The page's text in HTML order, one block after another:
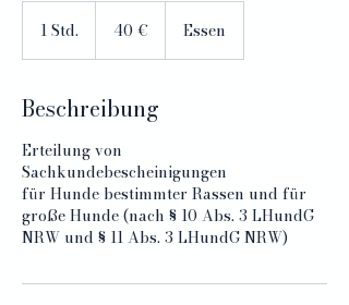
1 Std. 40 € Essen
Beschreibung
Erteilung von
Sachkundebescheinigungen
für Hunde bestimmter Rassen und für
große Hunde (nach § 10 Abs. 3 LHundG
NRW und § 11 Abs. 3 LHundG NRW)